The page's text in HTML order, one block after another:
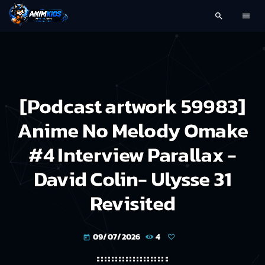
search menu
[Podcast artwork 59983]
Anime No Melody Omake
#4 Interview Parallax -
David Colin- Ulysse 31
Revisited
today 09/07/2026 4